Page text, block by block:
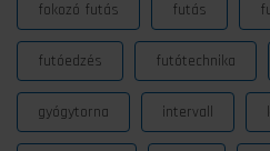
fokozó futás futás
futóedzés futótechnika
gyógytorna intervall